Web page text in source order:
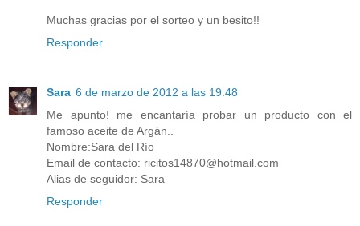
Muchas gracias por el sorteo y un besito!!
Responder
Sara 6 de marzo de 2012 a las 19:48
Me apunto! me encantaría probar un producto con el
famoso aceite de Argán..
Nombre:Sara del Río
Email de contacto: ricitos14870@hotmail.com
Alias de seguidor: Sara
Responder